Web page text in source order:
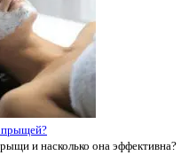
прыщей?
и насколько она эффективна?